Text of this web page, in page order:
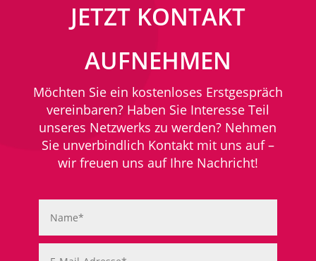
JETZT KONTAKT
AUFNEHMEN
Möchten Sie ein kostenloses Erstgespräch
vereinbaren?Haben Sie Interesse Teil
unseres Netzwerks zu werden? Nehmen
Sie unverbindlich Kontakt mit uns auf –
wir freuen uns auf Ihre Nachricht!